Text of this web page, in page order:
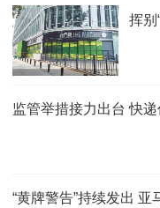
挥别
监管举措接力出台 快
“黄牌警告”持续发出